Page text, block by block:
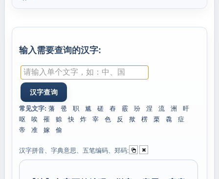
输入需要查询的汉字:
常见文字: 藩 卺 职 尴 磋 舂 霰 玢 涅 流 洲
旰
呕
唉 罹 赊 快 炸 宰 色 反 揿 楞 栗 毳
症
帝
准 嫁 偷
汉字拼音、字典意思、五笔编码、郑码: